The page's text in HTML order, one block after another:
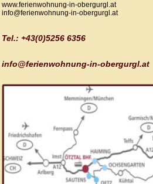
www.ferienwohnung-in-obergurgl.at
info@ferienwohnung-in-obergurgl.at
Tel.: +43(0)5256 6356
info@ferienwohnung-in-obergurgl.at